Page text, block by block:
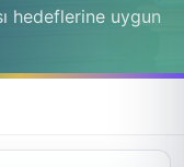
hedeflerine uygun